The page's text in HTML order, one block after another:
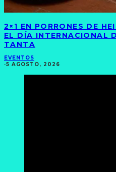
2×1 EN PORRONES DE
EL DÍA INTERNACIONAL
TANTA
EVENTOS
·5 AGOSTO, 2026